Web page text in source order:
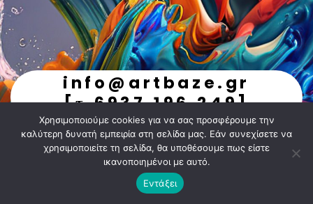
info@artbaze.gr
[τ.6937.196.249]
undefined
Χρησιμοποιούμε cookies για να σας προσφέρουμε την
καλύτερη δυνατή εμπειρία στη σελίδα μας. Εάν συνεχίσετε να
χρησιμοποιείτε τη σελίδα, θα υποθέσουμε πως είστε
ικανοποιημένοι με αυτό.
Εντάξει